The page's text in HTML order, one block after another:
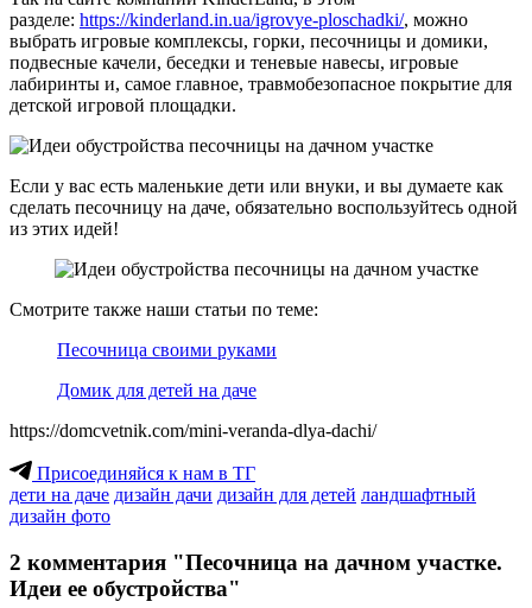
разделе: https://kinderland.in.ua/igrovye-ploschadki/, можно
выбрать игровые комплексы, горки, песочницы и домики,
подвесные качели, беседки и теневые навесы, игровые
лабиринты и, самое главное, травмобезопасное покрытие для
детской игровой площадки.
Если у вас есть маленькие дети или внуки, и вы думаете как
сделать песочницу на даче, обязательно воспользуйтесь одной
из этих идей!
Смотрите также наши статьи по теме:
Песочница своими руками
Домик для детей на даче
https://domcvetnik.com/mini-veranda-dlya-dachi/
Присоединяйся к нам в ТГ
дети на даче дизайн дачи дизайн для детей ландшафтный
дизайн фото
2 комментария "Песочница на дачном участке.
Идеи ее обустройства"